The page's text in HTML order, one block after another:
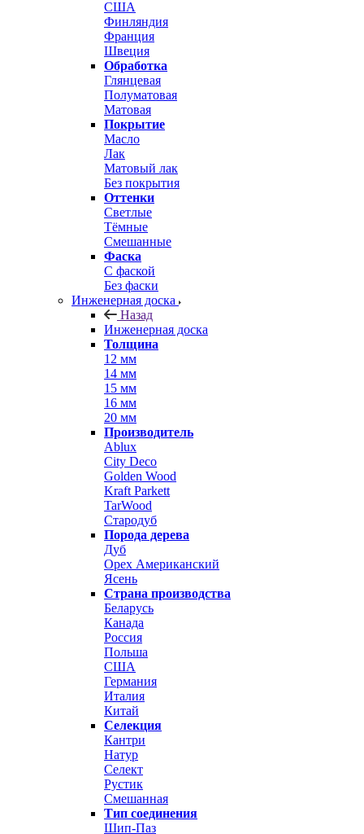
США
Финляндия
Франция
Швеция
Обработка
Глянцевая
Полуматовая
Матовая
Покрытие
Масло
Лак
Матовый лак
Без покрытия
Оттенки
Светлые
Тёмные
Смешанные
Фаска
С фаской
Без фаски
Инженерная доска
Назад
Инженерная доска
Толщина
12 мм
14 мм
15 мм
16 мм
20 мм
Производитель
Ablux
City Deco
Golden Wood
Kraft Parkett
TarWood
Стародуб
Порода дерева
Дуб
Орех Американский
Ясень
Страна производства
Беларусь
Канада
Россия
Польша
США
Германия
Италия
Китай
Селекция
Кантри
Натур
Селект
Рустик
Смешанная
Тип соединения
Шип-Паз